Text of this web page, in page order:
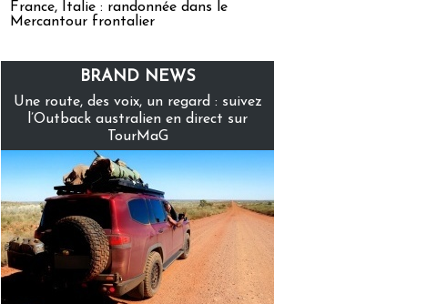
France, Italie : randonnée dans le
Mercantour frontalier
BRAND NEWS
Une route, des voix, un regard : suivez
l’Outback australien en direct sur
TourMaG